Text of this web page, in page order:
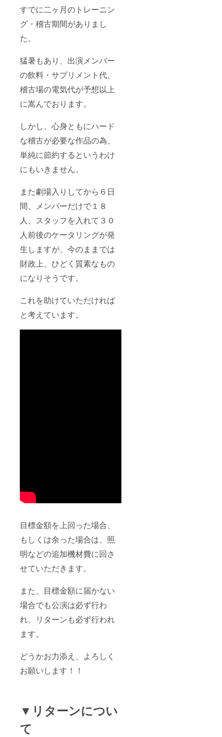
すでに二ヶ月のトレーニン
グ・稽古期間がありまし
た。
猛暑もあり、出演メンバー
の飲料・サプリメント代、
稽古場の電気代が予想以上
に嵩んでおります。
しかし、心身ともにハード
な稽古が必要な作品の為、
単純に節約するというわけ
にもいきません。
また劇場入りしてから６日
間、メンバーだけで１８
人、スタッフを入れて３０
人前後のケータリングが発
生しますが、今のままでは
財政上、ひどく質素なもの
になりそうです。
これを助けていただければ
と考えています。
目標金額を上回った場合、
もしくは余った場合は、照
明などの追加機材費に回さ
せていただきます。
また、目標金額に届かない
場合でも公演は必ず行わ
れ、リターンも必ず行われ
ます。
どうかお力添え、よろしく
お願いします！！
▼リターンについ
て